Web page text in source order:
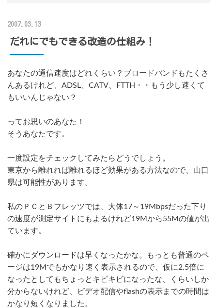
2007.03.13
だれにでもできる改造の仕組み！
あなたの通信速度はどれくらい？ブロードバンドもたくさ
んあるけれど、ADSL、CATV、FTTH・・もう少し速くて
もいいんじゃない？
ってお思いのあなた！
そうあなたです。
一度設定をチェックしてみたらどうでしょう。
東京から離れれば離れるほど効果がある方法なので、山口
県は可能性があります。
私のＰＣとＢフレッツでは、大体17～19Mbpsだった下り
の速度が測定サイトにもよるけれど19Mから55Mの値が出
ています。
確かにダウンロードは早くなったかな。もっとも普通のペ
ージは19Mでもかなり速く表示されるので、仮に2.5倍に
なったとしてもちょっとキビキビになったな、くらいしか
分からないけれど、ビデオ配信やflashの表示までの時間は
かなり短くなりました。